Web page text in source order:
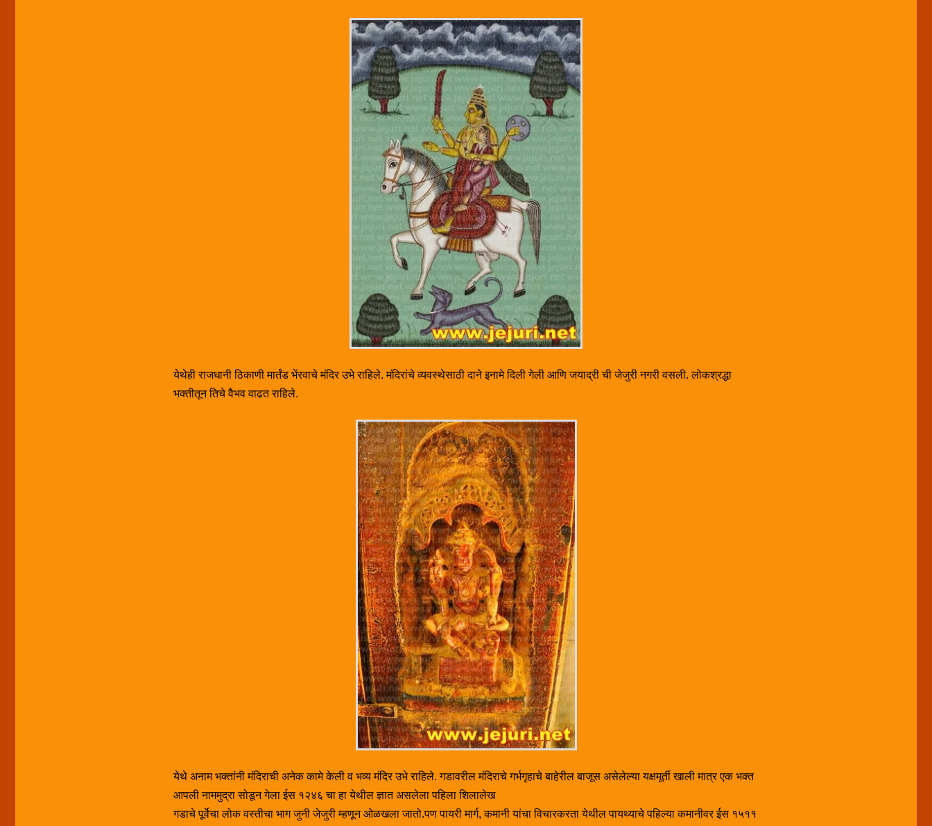
येथेही राजधानी ठिकाणी मार्तंड भेंरवाचे मंदिर उभे राहिले. मंदिरांचे व्यवस्थेसाठी दाने इनामे दिली गेली आणि जयाद्री ची जेजुरी नगरी वसली. लोकश्रद्धा
भक्तीतून तिचे वैभव वाढत राहिले.
येथे अनाम भक्तांनी मंदिराची अनेक कामे केली व भव्य मंदिर उभे राहिले. गडावरील मंदिराचे गर्भगृहाचे बाहेरील बाजूस असेलेल्या यक्षमूर्ती खाली मात्र एक भक्त
आपली नाममुद्रा सोडून गेला ईस १२४६ चा हा येथील ज्ञात असलेला पहिला शिलालेख
गडाचे पूर्वेचा लोक वस्तीचा भाग जुनी जेजुरी म्हणून ओळखला जातो.पण पायरी मार्ग, कमानी यांचा विचारकरता येथील पायथ्याचे पहिल्या कमानीवर ईस १५११